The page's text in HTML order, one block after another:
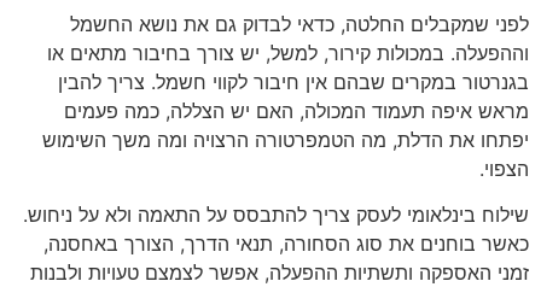
לפני שמקבלים החלטה, כדאי לבדוק גם את נושא החשמל
וההפעלה. במכולות קירור, למשל, יש צורך בחיבור מתאים או
בגנרטור במקרים שבהם אין חיבור לקווי חשמל. צריך להבין
מראש איפה תעמוד המכולה, האם יש הצללה, כמה פעמים
יפתחו את הדלת, מה הטמפרטורה הרצויה ומה משך השימוש
הצפוי.
שילוח בינלאומי לעסק צריך להתבסס על התאמה ולא על ניחוש.
כאשר בוחנים את סוג הסחורה, תנאי הדרך, הצורך באחסנה,
זמני האספקה ותשתיות ההפעלה, אפשר לצמצם טעויות ולבנות